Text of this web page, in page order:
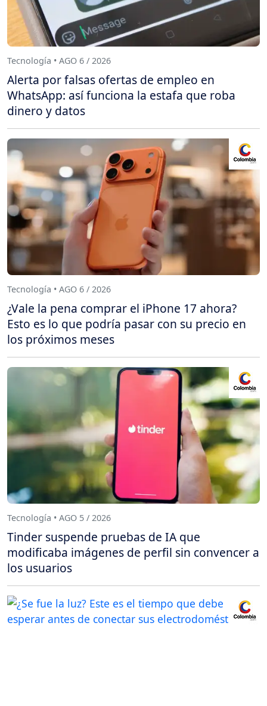
Tecnología • AGO 6 / 2026
Alerta por falsas ofertas de empleo en
WhatsApp: así funciona la estafa que roba
dinero y datos
Tecnología • AGO 6 / 2026
¿Vale la pena comprar el iPhone 17 ahora?
Esto es lo que podría pasar con su precio en
los próximos meses
Tecnología • AGO 5 / 2026
Tinder suspende pruebas de IA que
modificaba imágenes de perfil sin convencer a
los usuarios